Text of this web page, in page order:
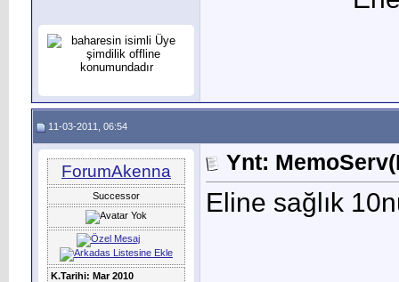
11-03-2011, 06:54
ForumAkenna
Successor
K.Tarihi: Mar 2010
Ynt:
Eline sağlık